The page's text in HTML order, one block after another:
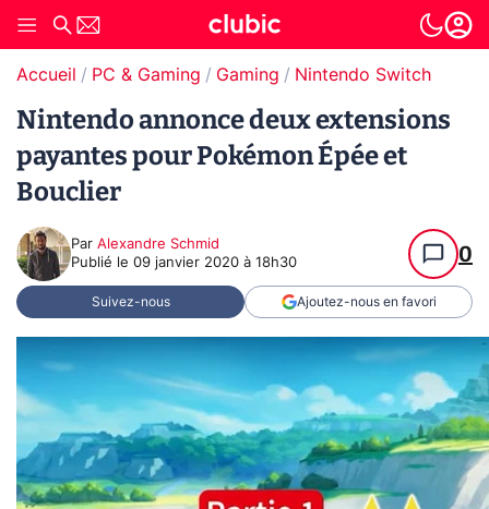
Accueil PC & Gaming Gaming Nintendo Switch
Nintendo annonce deux extensions
payantes pour Pokémon Épée et
Bouclier
Par Alexandre Schmid
Publié le 09 janvier 2020 à 18h30 0
Suivez-nous Ajoutez-nous en favori